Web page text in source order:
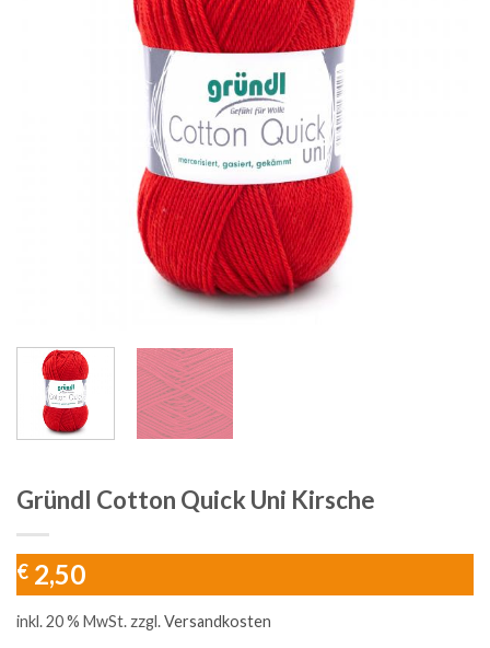
Gründl Cotton Quick Uni Kirsche
€ 2,50
inkl. 20 % MwSt. zzgl.Versandkosten